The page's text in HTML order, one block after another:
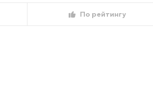
По рейтингу